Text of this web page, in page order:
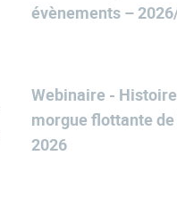
évènements –
Webinaire -
morgue flottante
2026